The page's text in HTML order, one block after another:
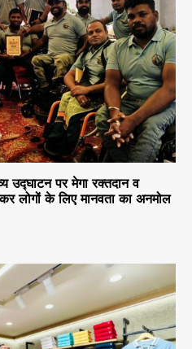
उद्घाटन पर मेगा रक्तदान व
लोगों के लिए मानवता का अनमोल